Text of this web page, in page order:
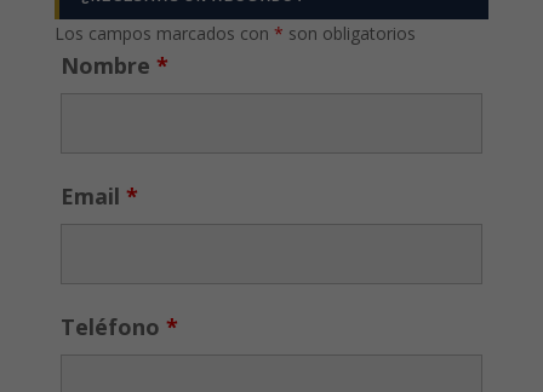
Los campos marcados con * son obligatorios
Nombre *
Email *
Teléfono *